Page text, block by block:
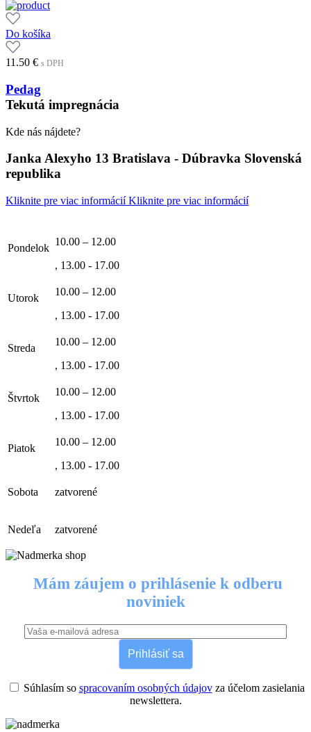
Do košíka
11.50 € s DPH
Pedag
Tekutá impregnácia
Kde nás nájdete?
Janka Alexyho 13 Bratislava - Dúbravka Slovenská
republika
Kliknite pre viac informáciíKliknite pre viac informácií
Pondelok
10.00 – 12.00
, 13.00 - 17.00
Utorok
10.00 – 12.00
, 13.00 - 17.00
Streda
10.00 – 12.00
, 13.00 - 17.00
Štvrtok
10.00 – 12.00
, 13.00 - 17.00
Piatok
10.00 – 12.00
, 13.00 - 17.00
Sobota zatvorené
Nedeľa zatvorené
Mám záujem o prihlásenie k odberu
noviniek
Prihlásiť sa
Súhlasím so spracovaním osobných údajovza účelom zasielania
newslettera.